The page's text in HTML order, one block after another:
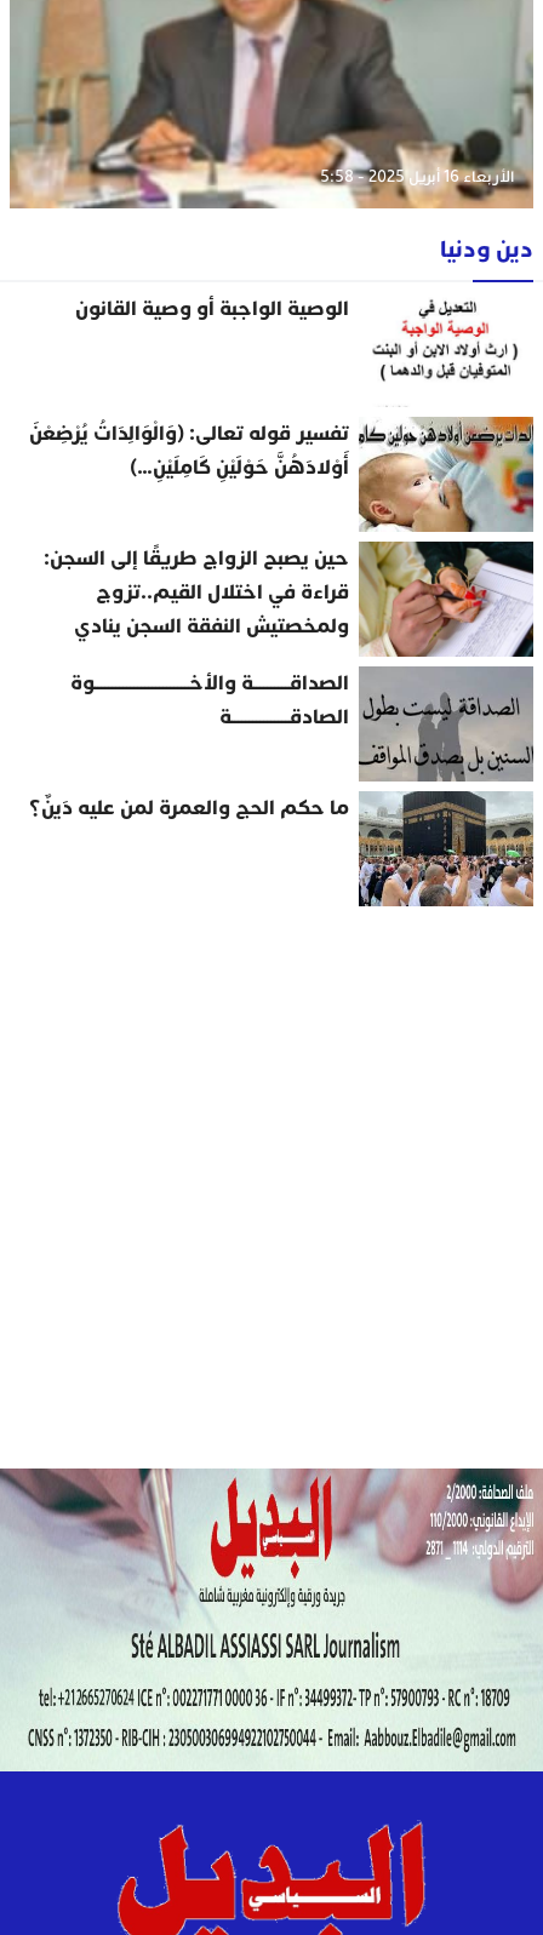
الأربعاء 16 أبريل 2025 - 5:58
دين ودنيا
الوصية الواجبة أو وصية القانون
تفسير قوله تعالى: (وَالْوَالِدَاتُ يُرْضِعْنَ
أَوْلادَهُنَّ حَوْلَيْنِ كَامِلَيْنِ…)
حين يصبح الزواج طريقًا إلى السجن:
قراءة في اختلال القيم..تزوج
ولمخصتيش النفقة السجن ينادي
الصداقــــــــــة والأخــــــــــــــــــــــــــوة
الصادقــــــــــــــــة
ما حكم الحج والعمرة لمن عليه دَينٌ؟